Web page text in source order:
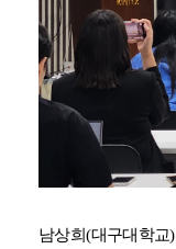
남상희(대구대학교)